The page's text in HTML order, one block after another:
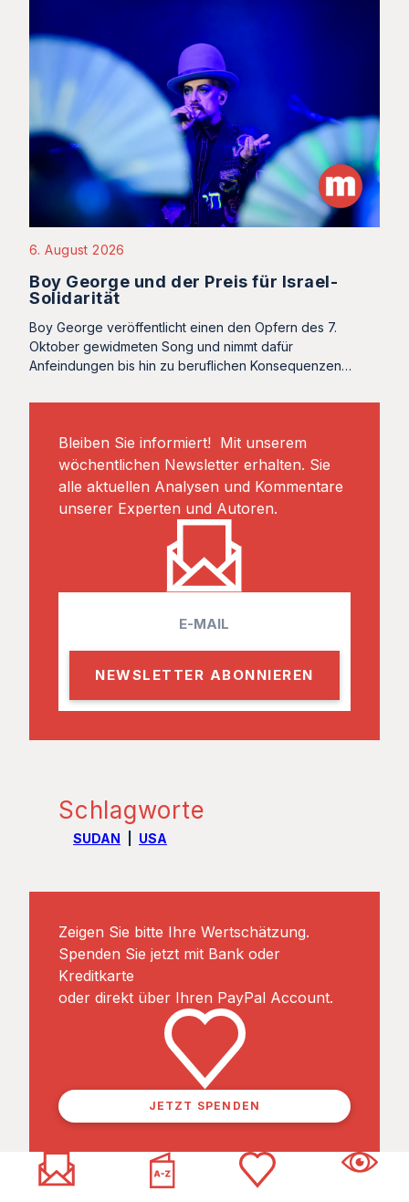
6. August 2026
Boy George und der Preis für Israel-
Solidarität
Boy George veröffentlicht einen den Opfern des 7.
Oktober gewidmeten Song und nimmt dafür
Anfeindungen bis hin zu beruflichen Konsequenzen…
Bleiben Sie informiert! Mit unserem
wöchentlichen Newsletter erhalten. Sie
alle aktuellen Analysen und Kommentare
unserer Experten und Autoren.
l
Schlagworte
SUDAN USA
Zeigen Sie bitte Ihre Wertschätzung.
Spenden Sie jetzt mit Bank oder
Kreditkarte
oder direkt über Ihren PayPal Account.
JETZT SPENDEN